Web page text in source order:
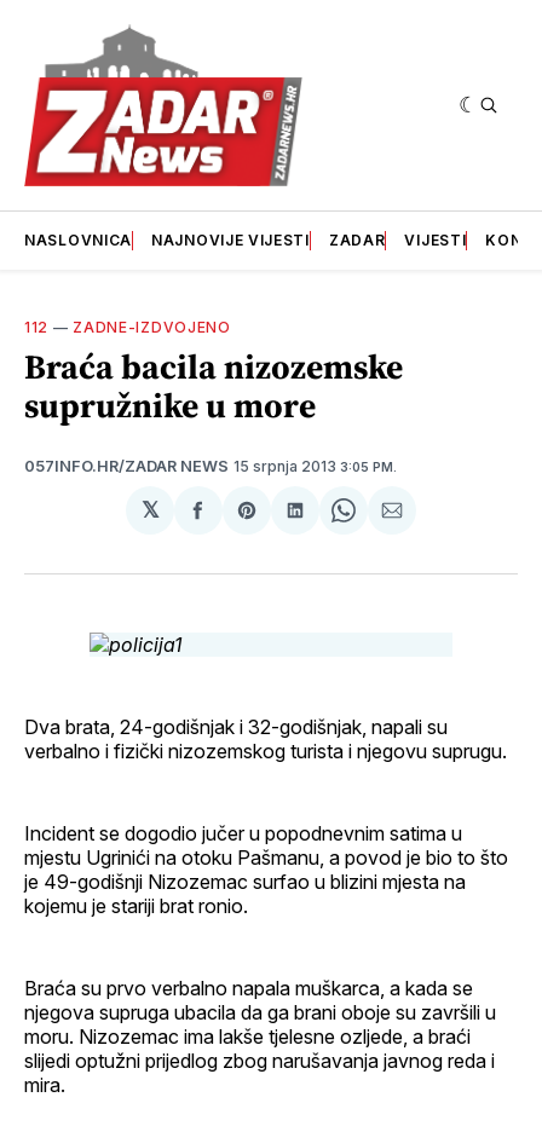
NASLOVNICA NAJNOVIJE VIJESTI ZADAR VIJESTI
112 — ZADNE-IZDVOJENO
Braća bacila nizozemske
supružnike u more
057INFO.HR/ZADAR NEWS 15 srpnja 2013 3:05 PM.
𝕏
podijeliSharepodijeliSharepodijeli
Dva brata, 24-godišnjak i 32-godišnjak, napali su
verbalno i fizički nizozemskog turista i njegovu suprugu.
Incident se dogodio jučer u popodnevnim satima u
mjestu Ugrinići na otoku Pašmanu, a povod je bio to što
je 49-godišnji Nizozemac surfao u blizini mjesta na
kojemu je stariji brat ronio.
Braća su prvo verbalno napala muškarca, a kada se
njegova supruga ubacila da ga brani oboje su završili u
moru. Nizozemac ima lakše tjelesne ozljede, a braći
slijedi optužni prijedlog zbog narušavanja javnog reda i
mira.